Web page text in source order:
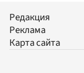
Редакция
Реклама
Карта сайта